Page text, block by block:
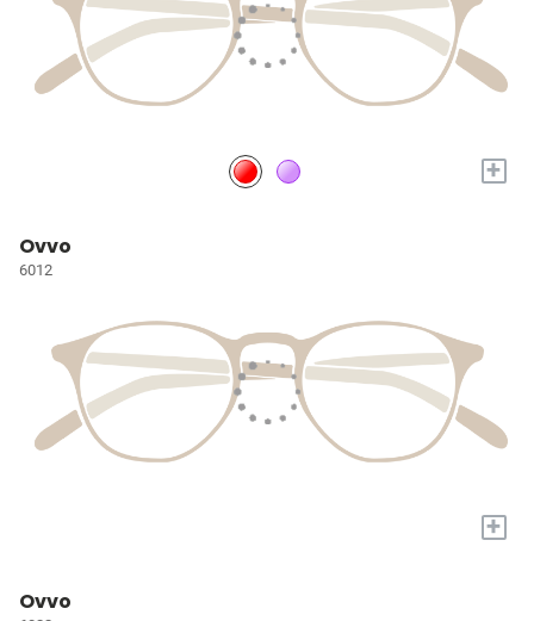
+
Ovvo
6012
+
Ovvo